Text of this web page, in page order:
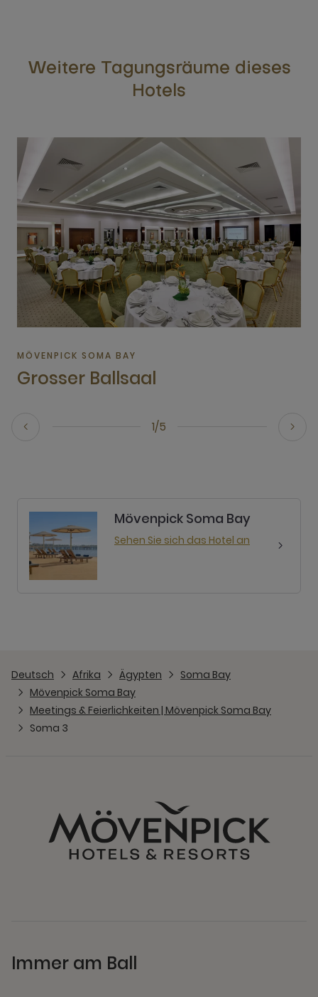
Weitere Tagungsräume dieses
Hotels
1/5
MÖVENPICK SOMA BAY
Grosser Ballsaal
Mövenpick Soma Bay
Sehen Sie sich das Hotel an
Deutsch Afrika Ägypten
Soma Bay
Mövenpick Soma Bay
Meetings & Feierlichkeiten | Mövenpick Soma Bay
Soma 3
Immer am Ball